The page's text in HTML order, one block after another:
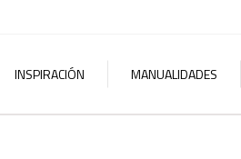
INSPIRACIÓN MANUALIDADES